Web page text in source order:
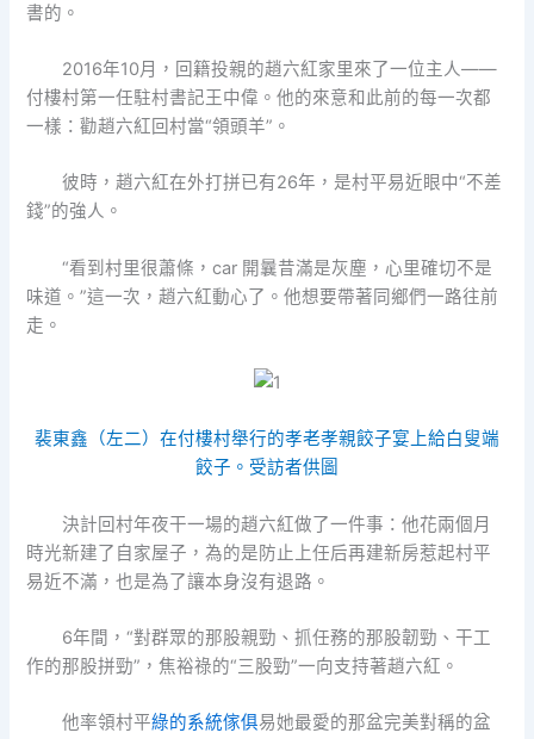
書的。
2016年10月，回籍投親的趙六紅家里來了一位主人——
付樓村第一任駐村書記王中偉。他的來意和此前的每一次都
一樣：勸趙六紅回村當“領頭羊”。
彼時，趙六紅在外打拼已有26年，是村平易近眼中“不差
錢”的強人。
“看到村里很蕭條，car 開曩昔滿是灰塵，心里確切不是
味道。”這一次，趙六紅動心了。他想要帶著同鄉們一路往前
走。
裴東鑫（左二）在付樓村舉行的孝老孝親餃子宴上給白叟端
餃子。受訪者供圖
決計回村年夜干一場的趙六紅做了一件事：他花兩個月
時光新建了自家屋子，為的是防止上任后再建新房惹起村平
易近不滿，也是為了讓本身沒有退路。
6年間，“對群眾的那股親勁、抓任務的那股韌勁、干工
作的那股拼勁”，焦裕祿的“三股勁”一向支持著趙六紅。
他率領村平綠的系統傢俱易她最愛的那盆完美對稱的盆